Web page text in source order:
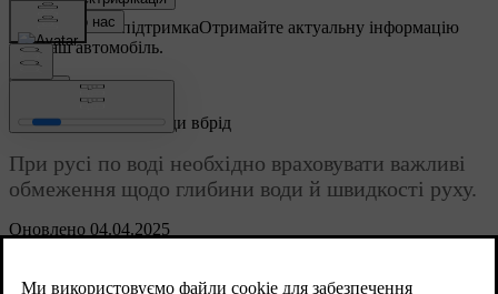
Індивідуальна підтримкаОтримайте актуальну інформацію
про ваш автомобіль.
Оновлено 04.04.2025
Рекомендації щодо їзди вбрід
При русі по воді необхідно враховувати важливі
обмеження щодо глибини води й швидкості руху.